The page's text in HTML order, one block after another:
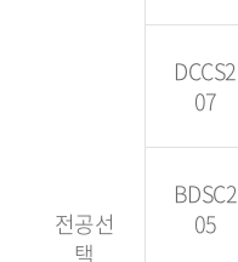
전공선
택
DCCS2
07
BDSC2
05